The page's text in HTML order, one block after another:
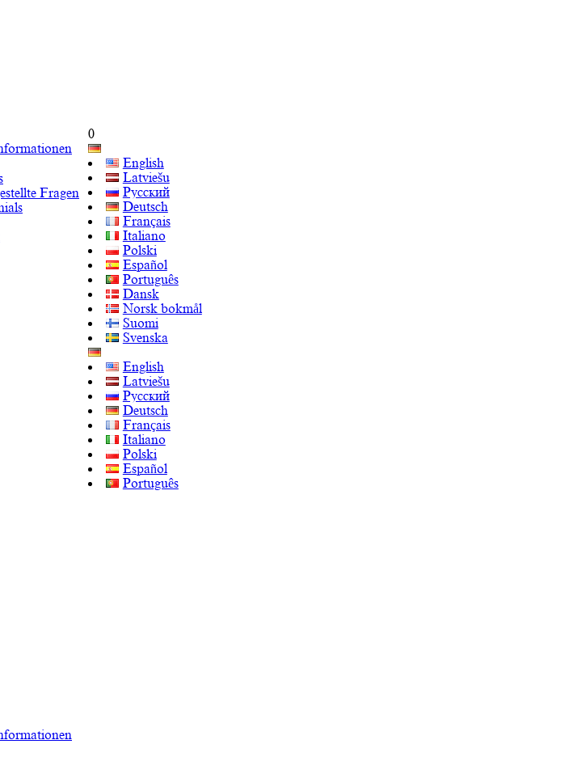
Fragen
0
English
Latviešu
Русский
Deutsch
Français
Italiano
Polski
Español
Português
Dansk
Norsk bokmål
Suomi
Svenska
English
Latviešu
Русский
Deutsch
Français
Italiano
Polski
Español
Português